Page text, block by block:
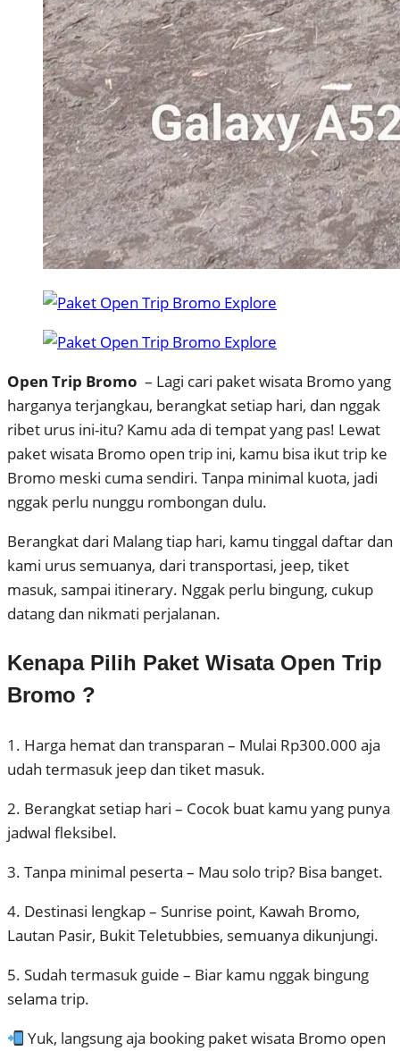
Open Trip Bromo – Lagi cari paket wisata Bromo yang
harganya terjangkau, berangkat setiap hari, dan nggak
ribet urus ini-itu? Kamu ada di tempat yang pas! Lewat
paket wisata Bromo open trip ini, kamu bisa ikut trip ke
Bromo meski cuma sendiri. Tanpa minimal kuota, jadi
nggak perlu nunggu rombongan dulu.
Berangkat dari Malang tiap hari, kamu tinggal daftar dan
kami urus semuanya, dari transportasi, jeep, tiket
masuk, sampai itinerary. Nggak perlu bingung, cukup
datang dan nikmati perjalanan.
Kenapa Pilih Paket Wisata Open Trip
Bromo ?
1. Harga hemat dan transparan – Mulai Rp300.000 aja
udah termasuk jeep dan tiket masuk.
2. Berangkat setiap hari – Cocok buat kamu yang punya
jadwal fleksibel.
3. Tanpa minimal peserta – Mau solo trip? Bisa banget.
4. Destinasi lengkap – Sunrise point, Kawah Bromo,
Lautan Pasir, Bukit Teletubbies, semuanya dikunjungi.
5. Sudah termasuk guide – Biar kamu nggak bingung
selama trip.
Yuk, langsung aja booking paket wisata Bromo open